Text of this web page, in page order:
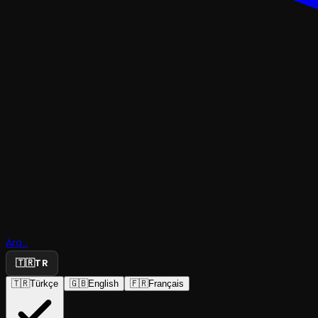
Ara...
🇹🇷TR
🇹🇷Türkçe 🇬🇧English 🇫🇷Français
Provası